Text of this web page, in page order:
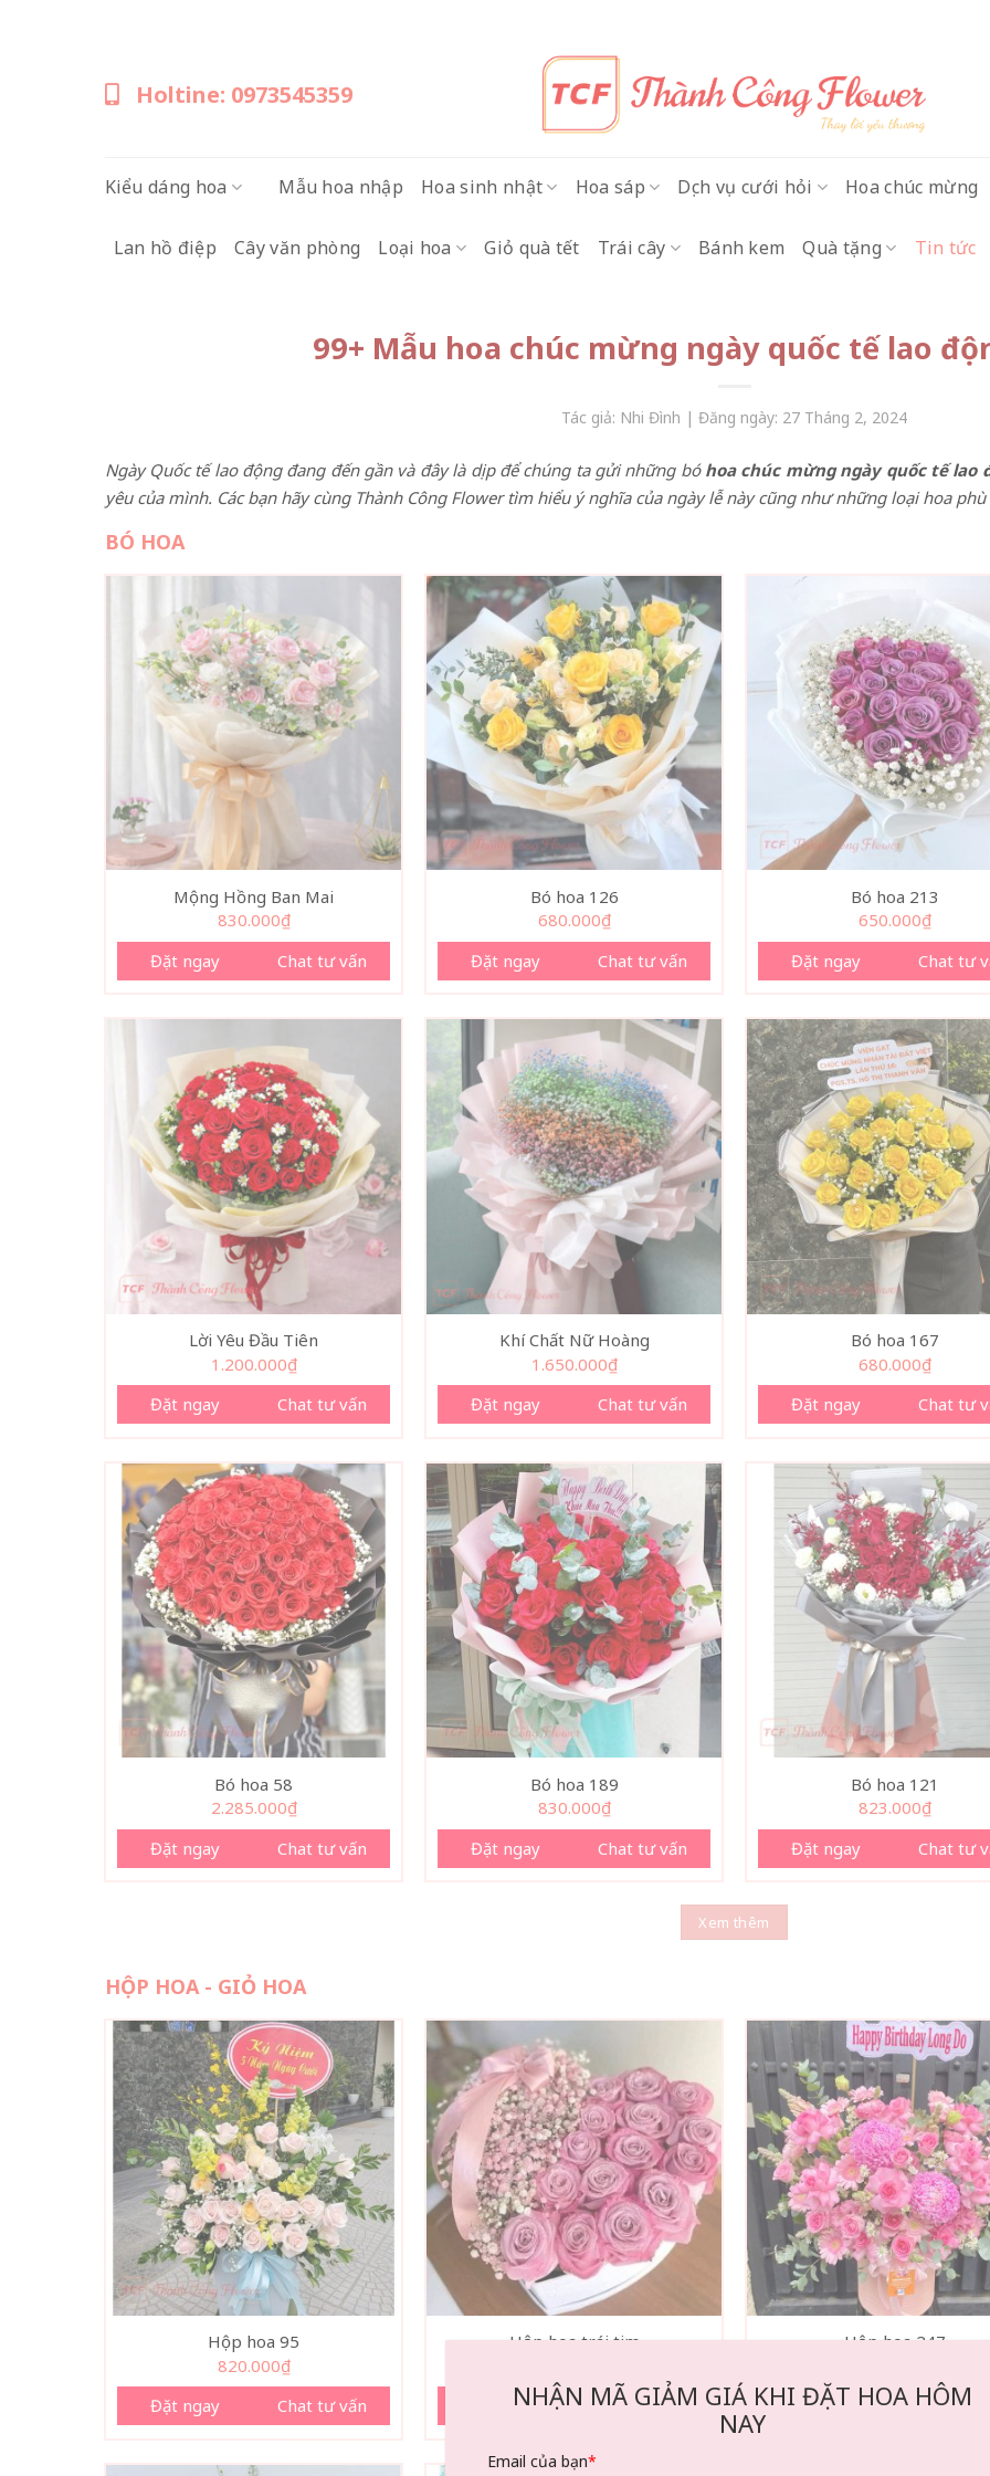
Holtine: 0973545359
Kiểu dáng hoa Mẫu hoa nhập Hoa sinh nhật Hoa sáp Dịch vụ cưới hỏi Hoa chúc mừng
Lan hồ điệp Cây văn phòng Loại hoa Giỏ quà tết Trái cây Bánh kem Quà tặng Tin tức
99+ Mẫu hoa chúc mừng ngày quốc tế lao
Tác giả: Nhi Đình | Đăng ngày: 27 Tháng 2, 2024
Ngày Quốc tế lao động đang đến gần và đây là dịp để chúng ta gửi những bó hoa chúc mừng ngày quốc tế lao
yêu của mình. Các bạn hãy cùng Thành Công Flower tìm hiểu ý nghĩa của ngày lễ này cũng như những loại hoa
BÓ HOA
Mộng Hồng Ban Mai
830.000₫
Đặt ngay
Chat tư vấn
Bó hoa 126
680.000₫
Đặt ngay
Chat tư vấn
Bó hoa 213
650.000₫
Đặt ngay
Chat tư
Lời Yêu Đầu Tiên
1.200.000₫
Đặt ngay
Chat tư vấn
Khí Chất Nữ Hoàng
1.650.000₫
Đặt ngay
Chat tư vấn
Bó hoa 167
680.000₫
Đặt ngay
Chat tư
Bó hoa 58
2.285.000₫
Đặt ngay
Chat tư vấn
Bó hoa 189
830.000₫
Đặt ngay
Chat tư vấn
Bó hoa 121
823.000₫
Đặt ngay
Chat tư
Xem thêm
HỘP HOA - GIỎ HOA
Hộp hoa 95
820.000₫
Đặt ngay
Chat tư vấn
Hộp hoa trái tim
Đặt ngay
Chat tư vấn
Hộp hoa 247
Đặt ngay
Chat tư
NHẬN MÃ GIẢM GIÁ KHI ĐẶT HOA HÔM
NAY
Email của bạn*